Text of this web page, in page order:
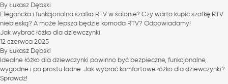
By Łukasz Dębski
Elegancka i funkcjonalna szafka RTV w salonie? Czy warto kupić szafkę RTV
niebieską? A może lepsza będzie komoda RTV? Odpowiadamy!
Jak wybrać łóżko dla dziewczynki
12 czerwca 2025
By Łukasz Dębski
Idealne łóżko dla dziewczynki powinno być bezpieczne, funkcjonalne,
wygodne i po prostu ładne. Jak wybrać komfortowe łóżko dla dziewczynki?
Sprawdź!